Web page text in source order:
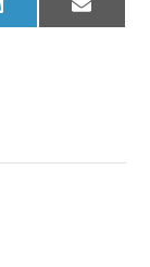
LinkedIn Email